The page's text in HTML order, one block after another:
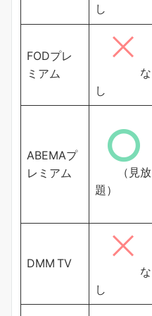
し
FODプレ
ミアム
な
し
ABEMAプ
レミアム
（見放
題）
DMM TV
な
し